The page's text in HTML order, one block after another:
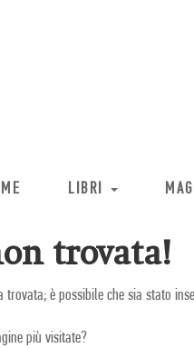
LIBRI
trovata!
trovata; è possibile che sia stato
più visitate?